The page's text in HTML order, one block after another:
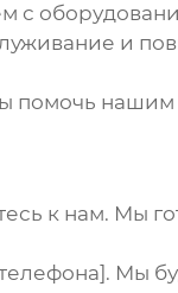
с
и
помочь
к нам. Мы
Мы